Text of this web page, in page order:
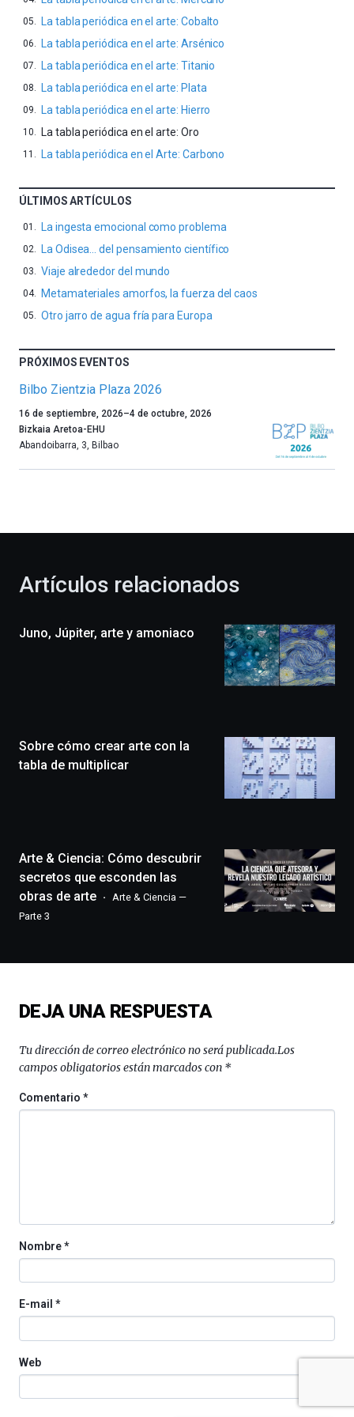
La tabla periódica en el arte: Cobalto
La tabla periódica en el arte: Arsénico
La tabla periódica en el arte: Titanio
La tabla periódica en el arte: Plata
La tabla periódica en el arte: Hierro
La tabla periódica en el arte: Oro
La tabla periódica en el Arte: Carbono
ÚLTIMOS ARTÍCULOS
La ingesta emocional como problema
La Odisea… del pensamiento científico
Viaje alrededor del mundo
Metamateriales amorfos, la fuerza del caos
Otro jarro de agua fría para Europa
PRÓXIMOS EVENTOS
Bilbo Zientzia Plaza 2026
Un
año
más,
celebración
novena
un
festival
monólogos,
exposiciones,
docufórums
y
ciencia
de
al
octubre.
La
16 de septiembre, 2026–4 de octubre, 2026
Bizkaia Aretoa-EHU
Abandoibarra, 3, Bilbao
Artículos relacionados
Juno, Júpiter, arte y amoniaco
Sobre cómo crear arte con la
tabla de multiplicar
Arte & Ciencia: Cómo descubrir
secretos que esconden las
obras de arte
Arte & Ciencia —
Parte 3
DEJA UNA RESPUESTA
Tu dirección de correo electrónico no será publicada.Los
campos obligatorios están marcados con *
Comentario*
Nombre*
E-mail *
Web